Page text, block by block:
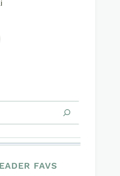
FAVS